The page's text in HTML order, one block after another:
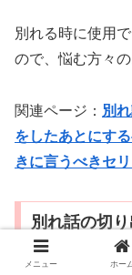
別れる時に使用
ので、悩む方々
関連ページ： 別
をしたあとにす
きに言うべきセ
別れ話の切
メニュー ホー